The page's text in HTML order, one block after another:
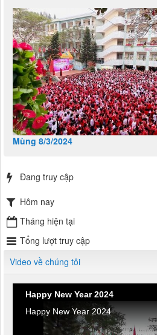
Mùng 8/3/2024
Đang truy cập
Hôm nay
Tháng hiện tại
Tổng lượt truy cập
Video về chúng tôi
Happy New Year 2024
Happy New Year 2024